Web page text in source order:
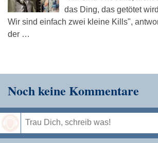
das Ding, das getötet
Wir sind einfach zwei kleine Kills",
der …
Noch keine Kommentare